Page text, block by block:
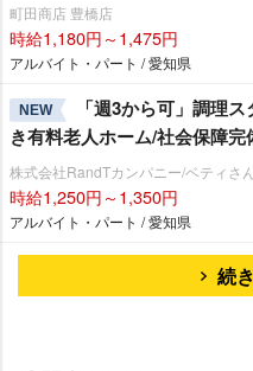
町田商店 豊橋店
時給1,180円～1,475円
アルバイト・パート / 愛知県
NEW
「週3から可」調理
き有料老人ホーム/社会保障完
株式会社RandTカンパニー/ベティさ
時給1,250円～1,350円
アルバイト・パート / 愛知県
続